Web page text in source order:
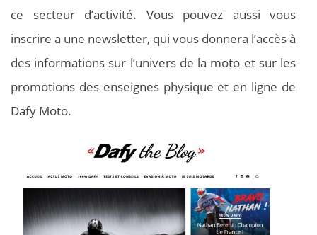
ce secteur d’activité. Vous pouvez aussi vous
inscrire a une newsletter, qui vous donnera l’accès à
des informations sur l’univers de la moto et sur les
promotions des enseignes physique et en ligne de
Dafy Moto.